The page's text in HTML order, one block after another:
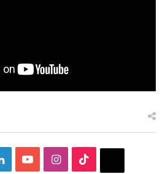
LinkedInYouTubeInstagram